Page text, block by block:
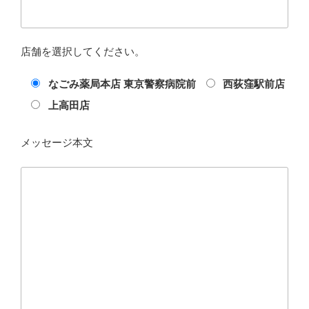
店舗を選択してください。
なごみ薬局本店 東京警察病院前
西荻窪駅前店
上高田店
メッセージ本文